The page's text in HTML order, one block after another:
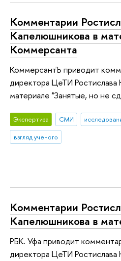
Комментарии
Капелюшникова в
Коммерсанта
КоммерсантЪ приводит
директора ЦеТИ Ростислава
материале "Занятые, но не
Экспертиза СМИ
взгляд ученого
Комментарии
Капелюшникова в
РБК. Уфа приводит
директора ЦеТИ Ростислава